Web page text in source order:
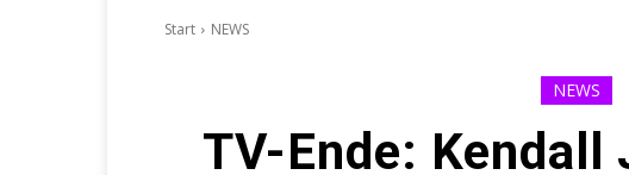
Start NEWS
NEWS
TV-Ende: Kendall